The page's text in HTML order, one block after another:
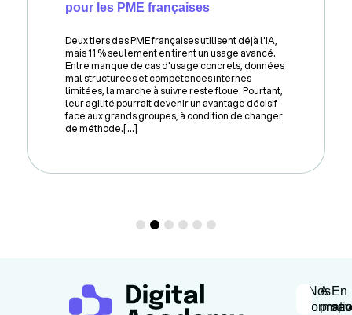
pour les PME françaises
Deux tiers des PME françaises utilisent déjà l'IA,
mais 11 % seulement en tirent un usage avancé.
Entre manque de cas d'usage concrets, données
mal structurées et compétences internes
limitées, la marche à suivre reste floue. Pourtant,
leur agilité pourrait devenir un avantage décisif
face aux grands groupes, à condition de changer
de méthode.[...]
Nos
A En